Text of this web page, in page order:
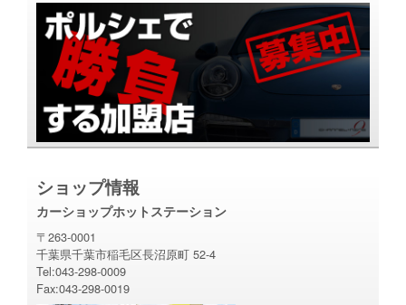
ショップ情報
カーショップホットステーション
〒263-0001
千葉県千葉市稲毛区長沼原町 52-4
Tel:043-298-0009
Fax:043-298-0019